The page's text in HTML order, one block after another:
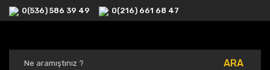
0(536) 586 39 49 0(216) 661 68 47
ARA